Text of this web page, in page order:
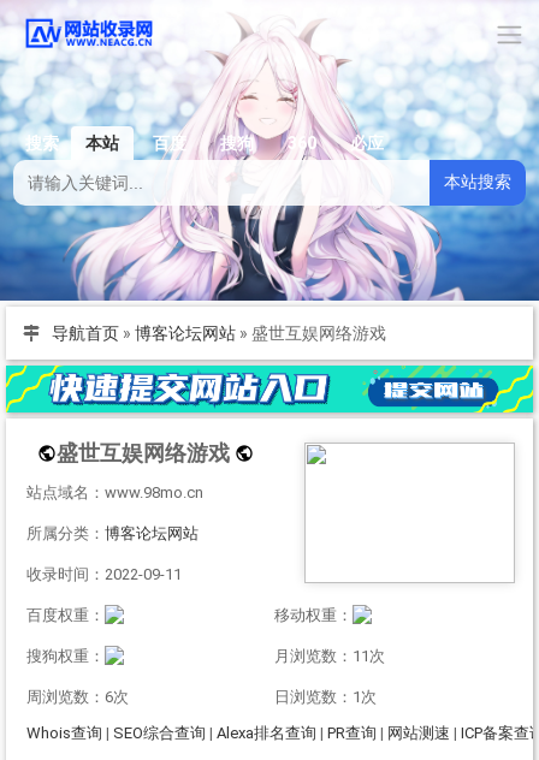
搜索 本站 百度 搜狗 360
必应
本站搜索
导航首页 » 博客论坛网站 » 盛世互娱网络游戏
盛世互娱网络游戏
站点域名：www.98mo.cn
所属分类： 博客论坛网站
收录时间：2022-09-11
百度权重： 移动权重：
搜狗权重： 月浏览数：11次
周浏览数：6次
日浏览数：1次
Whois查询 | SEO综合查询 | Alexa排名查询 | PR查询 | 网站测速 | ICP备案查